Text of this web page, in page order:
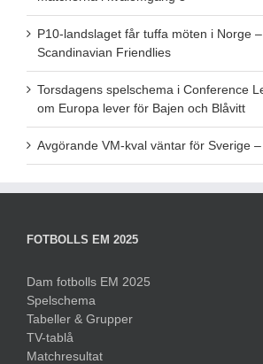
P10-landslaget får tuffa möten i Norge
Scandinavian Friendlies
Torsdagens spelschema i Conference
om Europa lever för Bajen och Blåvitt
Avgörande VM-kval väntar för Sverige
FOTBOLLS EM 2025
Dam fotbolls EM 2025
Spelschema
Tabeller & Grupper
TV-tablå
Matchresultat